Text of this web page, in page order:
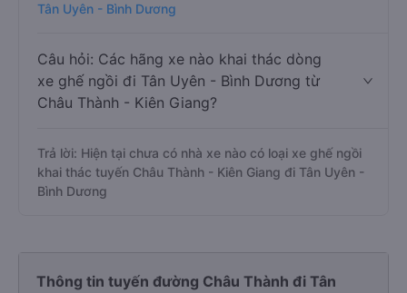
Tân Uyên - Bình Dương
Câu hỏi: Các hãng xe nào khai thác dòng
xe ghế ngồi đi Tân Uyên - Bình Dương từ
Châu Thành - Kiên Giang?
Trả lời: Hiện tại chưa có nhà xe nào có loại xe ghế ngồi
khai thác tuyến Châu Thành - Kiên Giang đi Tân Uyên -
Bình Dương
Thông tin tuyến đường Châu Thành đi Tân